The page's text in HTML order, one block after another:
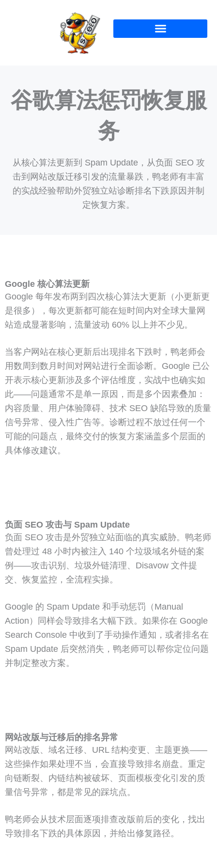
谷歌算法惩罚恢复服
务
从核心算法更新到 Spam Update，从负面 SEO 攻
击到网站改版迁移引发的流量暴跌，鸭老师有丰富
的实战经验帮助外贸独立站诊断排名下跌原因并制
定恢复方案。
Google 核心算法更新
Google 每年发布两到四次核心算法大更新（小更新更
是很多），每次更新都可能在短时间内对全球大量网
站造成显著影响，流量波动 60% 以上并不少见。
当客户网站在核心更新后出现排名下跌时，鸭老师会
用数周到数月时间对网站进行全面诊断。Google 已公
开表示核心更新涉及多个评估维度，实战中也确实如
此——问题通常不是单一原因，而是多个因素叠加：
内容质量、用户体验障碍、技术 SEO 缺陷导致的质量
信号异常、侵入性广告等。诊断过程不放过任何一个
可能的问题点，最终交付的恢复方案涵盖多个层面的
具体修改建议。
负面 SEO 攻击与 Spam Update
负面 SEO 攻击是外贸独立站面临的真实威胁。鸭老师
曾处理过 48 小时内被注入 140 个垃圾域名外链的案
例——攻击识别、垃圾外链清理、Disavow 文件提
交、恢复监控，全流程实操。
Google 的 Spam Update 和手动惩罚（Manual
Action）同样会导致排名大幅下跌。如果你在 Google
Search Console 中收到了手动操作通知，或者排名在
Spam Update 后突然消失，鸭老师可以帮你定位问题
并制定整改方案。
网站改版与迁移后的排名异常
网站改版、域名迁移、URL 结构变更、主题更换——
这些操作如果处理不当，会直接导致排名崩盘。重定
向链断裂、内链结构被破坏、页面模板变化引发的质
量信号异常，都是常见的踩坑点。
鸭老师会从技术层面逐项排查改版前后的变化，找出
导致排名下跌的具体原因，并给出修复路径。